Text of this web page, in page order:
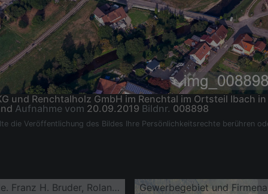
und Renchtalholz GmbH im Renchtal im Ortsteil Ibach
Aufnahme vom 20.09.2019 Bildnr. 008898
die Veröffentlichung des Bildes Ihre Persönlichkeitsrechte berühren
Gewerbegebiet und Firmenansiedlung Höfle. Franz H. Bruder, Roland Erdrich in Höflie